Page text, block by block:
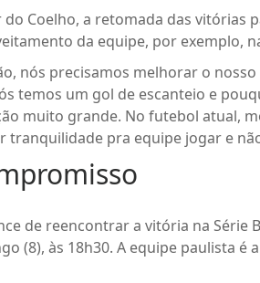
Coelho, a retomada das
da equipe, por exemplo,
nós precisamos melhorar o
temos um gol de escanteio e
muito grande. No futebol atual,
tranquilidade pra equipe jogar e
de reencontrar a vitória na
(8), às 18h30. A equipe paulista é